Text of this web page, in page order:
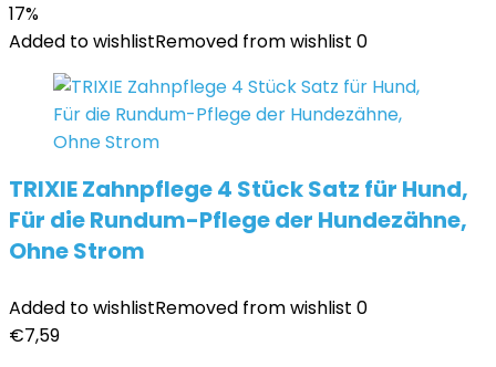
17%
Added to wishlistRemoved from wishlist 0
TRIXIE Zahnpflege 4 Stück Satz für Hund,
Für die Rundum-Pflege der Hundezähne,
Ohne Strom
Added to wishlistRemoved from wishlist 0
€7,59